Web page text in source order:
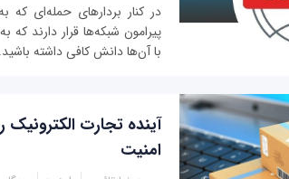
در کنار بردارهای حمله‌ای که
پیرامون شبکه‌ها قرار دارند که
با آن‌ها دانش کافی داشته
آینده تجارت
امنیت